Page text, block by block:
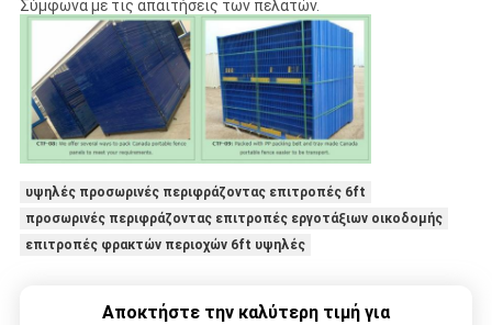
Σύμφωνα με τις απαιτήσεις των πελατών.
υψηλές προσωρινές περιφράζοντας επιτροπές 6ft
προσωρινές περιφράζοντας επιτροπές εργοτάξιων οικοδομής
επιτροπές φρακτών περιοχών 6ft υψηλές
Αποκτήστε την καλύτερη τιμή για